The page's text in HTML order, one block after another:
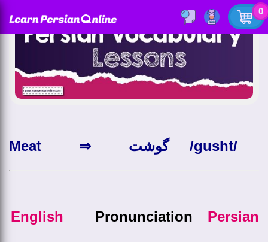
0
Meat ⇒ گوشت /gusht/
English Pronunciation Persian